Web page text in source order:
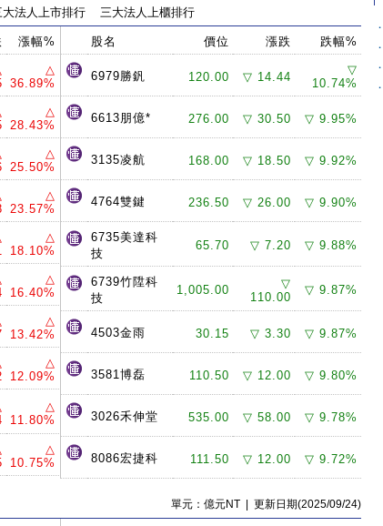
大法人上市排行 三大法人上櫃排行
漲幅%
△
36.89%
△
28.43%
△
25.50%
△
23.57%
△
18.10%
△
16.40%
△
13.42%
△
12.09%
△
11.80%
△
10.75%
股名 價位 漲跌 跌幅%
6979勝釩 120.00 ▽ 14.44
▽
10.74%
6613朋億* 276.00 ▽ 30.50 ▽ 9.95%
3135凌航 168.00 ▽ 18.50 ▽ 9.92%
4764雙鍵 236.50 ▽ 26.00 ▽ 9.90%
6735美達科
技
65.70 ▽ 7.20 ▽ 9.88%
6739竹陞科
技
1,005.00
▽
110.00
▽ 9.87%
4503金雨 30.15 ▽ 3.30 ▽ 9.87%
3581博磊 110.50 ▽ 12.00 ▽ 9.80%
3026禾伸堂 535.00 ▽ 58.00 ▽ 9.78%
8086宏捷科 111.50 ▽ 12.00 ▽ 9.72%
單元：億元NT | 更新日期(2025/09/24)
．
．
．
．